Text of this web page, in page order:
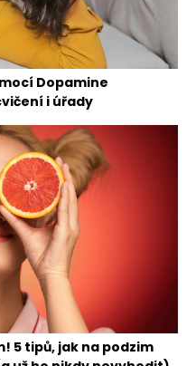
Dopamine
i úřady
5 tipů, jak na podzim